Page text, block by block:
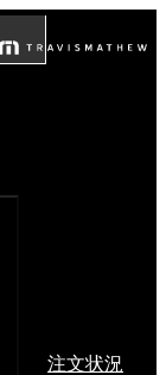
注文状況